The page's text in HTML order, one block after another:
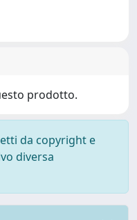
prodotto.
da copyright e
diversa